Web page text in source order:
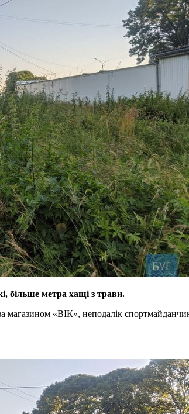
більше метра хащі з трави.
магазином «ВІК», неподалік